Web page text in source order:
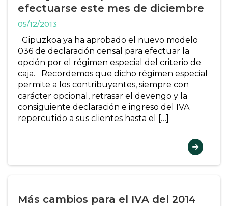
efectuarse este mes de diciembre
05/12/2013
Gipuzkoa ya ha aprobado el nuevo modelo
036 de declaración censal para efectuar la
opción por el régimen especial del criterio de
caja. Recordemos que dicho régimen especial
permite a los contribuyentes, siempre con
carácter opcional, retrasar el devengo y la
consiguiente declaración e ingreso del IVA
repercutido a sus clientes hasta el […]
Más cambios para el IVA del 2014